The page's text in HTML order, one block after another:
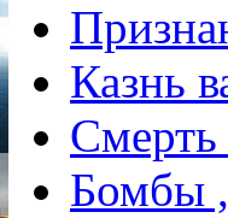
Казнь
Смерть
Бомбы